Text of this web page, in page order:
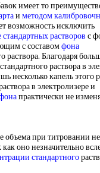
имеет то
и методом
возможность исключить
растворов с
с составомфона
раствора. Благодаря
раствора в
несколько капель этого
в электролизере и
практически не
при титровании не
оно незначительно
стандартного